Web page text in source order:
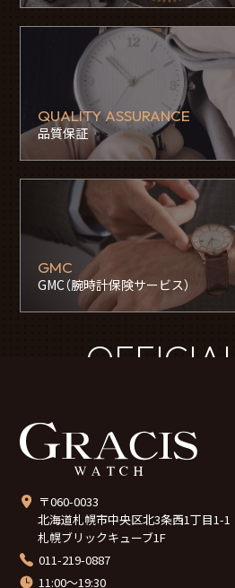
QUALITY ASSURANCE
品質保証
GMC
GMC（腕時計保険サービス）
〒060-0033
北海道札幌市中央区北3条西1丁目1-1
札幌ブリックキューブ1F
011-219-0887
11:00～19:30